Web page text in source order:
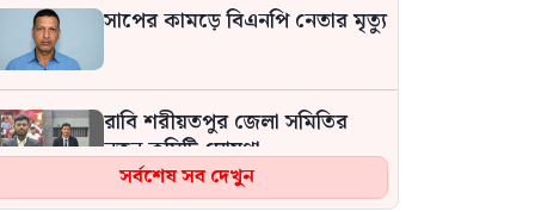
সাপের কামড়ে বিএনপি নেতার মৃত্যু
রাবি শরীয়তপুর জেলা সমিতির
নতুন কমিটি ঘোষণা
সর্বশেষ সব দেখুন